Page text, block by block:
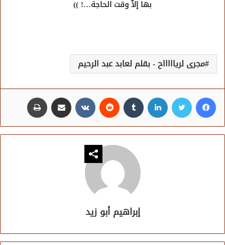
بها إلاٌ وقت الحاجة…! ))
مجرى لرياااااح - بقلم لعابد عبد الرحيم
فيسبوك تويتر لينكدإن مشاركة عبر البريد
إبراهيم أبو زيد